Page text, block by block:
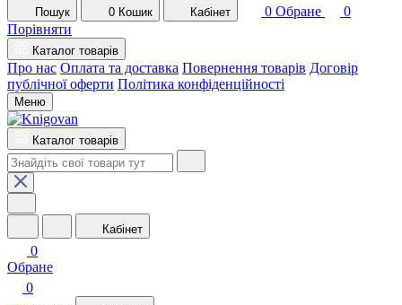
Пошук 0 Кошик Кабінет 0 Обране
0
Порівняти
Каталог товарів
Про нас Оплата та доставка Повернення товарів Договір
публічної оферти Політика конфіденційності
Меню
Каталог товарів
Кабінет
0
Обране
0